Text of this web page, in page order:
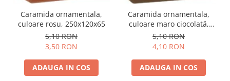
Caramida ornamentala,
culoare rosu, 250x120x65
5,10 RON
3,50 RON
ADAUGA IN COS
Caramida ornamentala,
culoare maro ciocolată,
250x120x65
5,10 RON
4,10 RON
ADAUGA IN COS